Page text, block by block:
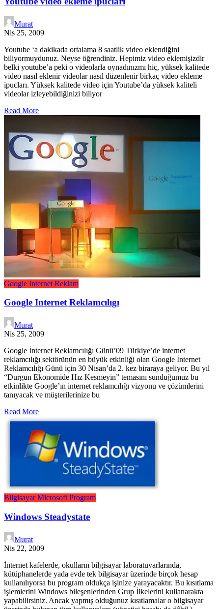
Murat
Nis 25, 2009
Youtube ‘a dakikada ortalama 8 saatlik video eklendiğini
biliyormuydunuz. Neyse öğrendiniz. Hepimiz video eklemişizdir
belki youtube’a peki o videolarla oynadınızmı hiç, yüksek kalitede
video nasıl eklenir videolar nasıl düzenlenir birkaç video ekleme
ipucları. Yüksek kalitede video için Youtube’da yüksek kaliteli
videolar izleyebildiğinizi biliyor
Read More
Google İnternet Reklam
Google Internet Reklamcılıgı
Murat
Nis 25, 2009
Google İnternet Reklamcılığı Günü’09 Türkiye’de internet
reklamcılığı sektörünün en büyük etkinliği olan Google İnternet
Reklamcılığı Günü için 30 Nisan’da 2. kez biraraya geliyor. Bu yıl
“Durgun Ekonomide Hız Kesmeyin” temasını sunduğumuz bu
etkinlikte Google’ın internet reklamcılığı vizyonu ve çözümlerini
tanıyacak ve müşterilerinize bu
Read More
BilgisayarMicrosoft Program
Windows Steadystate
Murat
Nis 22, 2009
İnternet kafelerde, okulların bilgisayar laboratuvarlarında,
kütüphanelerde yada evde tek bilgisayar üzerinde birçok hesap
kullanılıyorsa bu program oldukça işinize yarayacaktır. Bu kısıtlama
işlemlerini Windows bileşenlerinden Grup İlkelerini kullanarakta
yapabilirsiniz. Ancak yapmış olduğunuz kısıtlamalar o bilgisayar